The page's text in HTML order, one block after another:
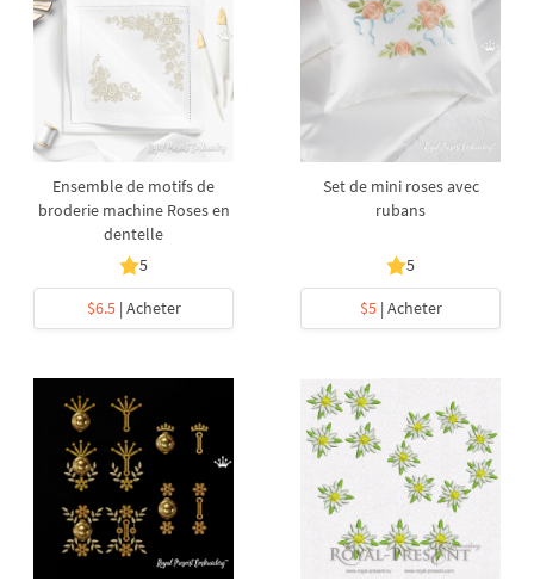
Ensemble de motifs de
broderie machine Roses en
dentelle
5
$6.5| Acheter
Set de mini roses avec
rubans
5
$5| Acheter